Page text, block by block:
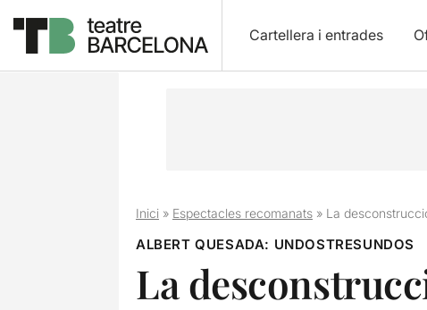
Cartellera i entrades
Inici» Espectacles recomanats» La
ALBERT QUESADA: UNDOSTRESUNDOS
La